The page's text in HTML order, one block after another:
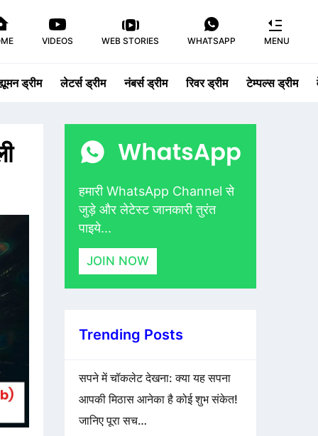
VIDEOS WEB STORIES WHATSAPP MENU
ड्रीम लेटर्स ड्रीम नंबर्स ड्रीम रिवर ड्रीम टेम्पल्स ड्रीम
हमारी WhatsApp Channel से
जुड़े और लेटेस्ट जानकारी तुरंत
पाइये...
JOIN NOW
Trending Posts
सपने में चॉकलेट देखना: क्या यह सपना
आपकी मिठास आनेका है कोई शुभ संकेत!
जानिए पूरा सच…